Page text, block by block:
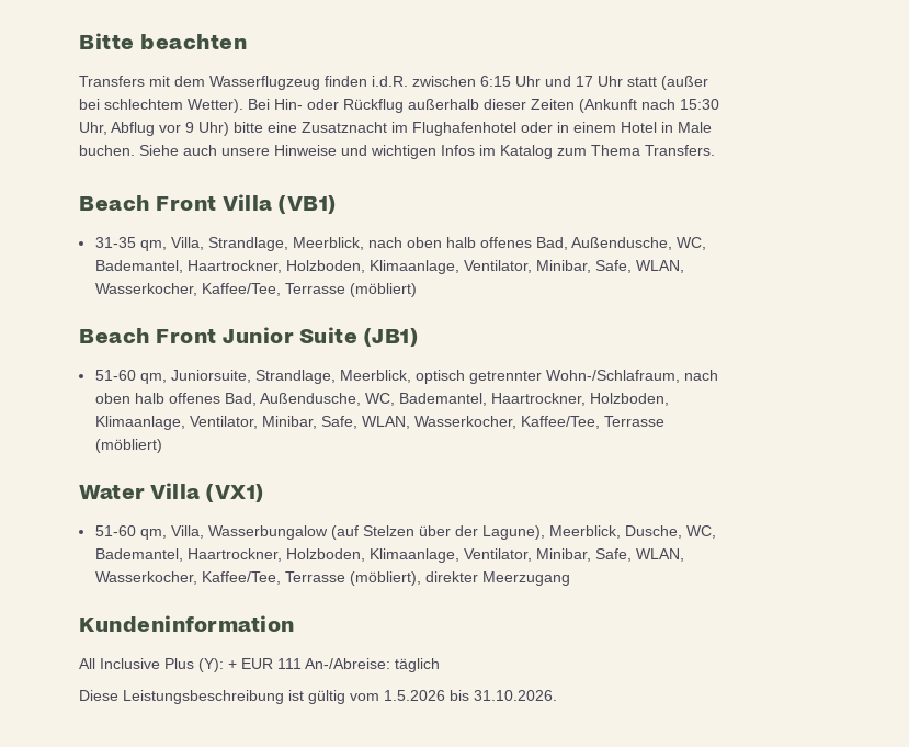
Bitte beachten
Transfers mit dem Wasserflugzeug finden i.d.R. zwischen 6:15 Uhr und 17 Uhr statt (außer
bei schlechtem Wetter). Bei Hin- oder Rückflug außerhalb dieser Zeiten (Ankunft nach 15:30
Uhr, Abflug vor 9 Uhr) bitte eine Zusatznacht im Flughafenhotel oder in einem Hotel in Male
buchen. Siehe auch unsere Hinweise und wichtigen Infos im Katalog zum Thema Transfers.
Beach Front Villa (VB1)
31-35 qm, Villa, Strandlage, Meerblick, nach oben halb offenes Bad, Außendusche, WC,
Bademantel, Haartrockner, Holzboden, Klimaanlage, Ventilator, Minibar, Safe, WLAN,
Wasserkocher, Kaffee/Tee, Terrasse (möbliert)
Beach Front Junior Suite (JB1)
51-60 qm, Juniorsuite, Strandlage, Meerblick, optisch getrennter Wohn-/Schlafraum, nach
oben halb offenes Bad, Außendusche, WC, Bademantel, Haartrockner, Holzboden,
Klimaanlage, Ventilator, Minibar, Safe, WLAN, Wasserkocher, Kaffee/Tee, Terrasse
(möbliert)
Water Villa (VX1)
51-60 qm, Villa, Wasserbungalow (auf Stelzen über der Lagune), Meerblick, Dusche, WC,
Bademantel, Haartrockner, Holzboden, Klimaanlage, Ventilator, Minibar, Safe, WLAN,
Wasserkocher, Kaffee/Tee, Terrasse (möbliert), direkter Meerzugang
Kundeninformation
All Inclusive Plus (Y): + EUR 111 An-/Abreise: täglich
Diese Leistungsbeschreibung ist gültig vom 1.5.2026 bis 31.10.2026.